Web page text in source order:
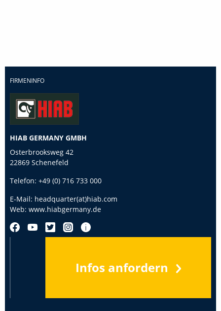
FIRMENINFO
HIAB GERMANY GMBH
Osterbrooksweg 42
22869 Schenefeld
Telefon: +49 (0) 716 733 000
E-Mail: headquarter(at)hiab.com
Web: www.hiabgermany.de
Infos anfordern